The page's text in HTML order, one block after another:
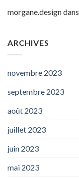
morgane.designdans
ARCHIVES
novembre 2023
septembre 2023
août 2023
juillet 2023
juin 2023
mai 2023